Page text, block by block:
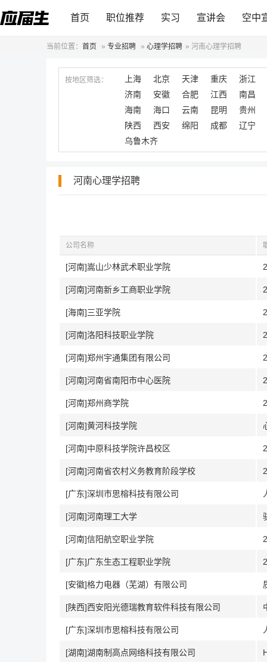
首页 职位推荐 实习 宣讲会 空中
当前位置： 首页 » 专业招聘 » 心理学招聘 » 河南心理学招聘
按地区筛选： 上海 北京 天津 重庆
浙江
济南
安徽 合肥 江西
南昌
海南
海口 云南 昆明
贵州
陕西
西安 绵阳 成都
辽宁
乌鲁木齐
河南心理学招聘
公司名称
[河南]嵩山少林武术职业学院
[河南]河南新乡工商职业学院
[海南]三亚学院
[河南]洛阳科技职业学院
[河南]郑州宇通集团有限公司
[河南]河南省南阳市中心医院
[河南]郑州商学院
[河南]黄河科技学院
[河南]中原科技学院许昌校区
[河南]河南省农村义务教育阶段学校
[广东]深圳市思榕科技有限公司
[河南]河南理工大学
[河南]信阳航空职业学院
[广东]广东生态工程职业学院
[安徽]格力电器（芜湖）有限公司
[陕西]西安阳光德瑞教育软件科技有限公司
[广东]深圳市思榕科技有限公司
[湖南]湖南制高点网络科技有限公司